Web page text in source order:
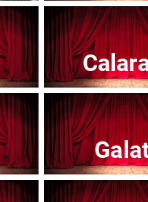
Teatrul Avangardia